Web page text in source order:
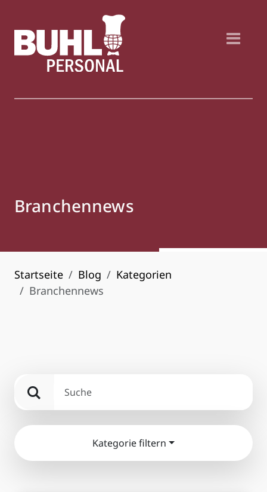
Branchennews
Startseite Blog
Kategorien
Branchennews
Kategorie filtern